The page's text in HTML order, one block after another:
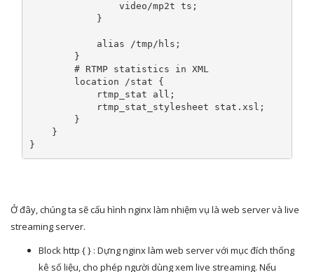
                video
/mp2t ts ;
}
alias /tmp/ hls ;
}
# RTMP statistics in XML
        location
/stat {
            rtmp_stat all
;
            rtmp_stat_stylesheet stat
. xsl ;
}
}
}
Ở đây, chúng ta sẽ cấu hình nginx làm nhiệm vụ là web server và live
streaming server.
Block http { } : Dựng nginx làm web server với mục đích thống
kê số liệu, cho phép người dùng xem live streaming. Nếu